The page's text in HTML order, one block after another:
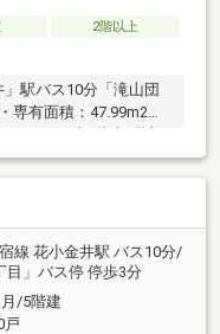
合せください。
2階以上
駅バス10分「滝山団
専有面積：47.99m2・
めポイント・南西向き
・敷地内に公園有・周
案内・ローン相談・資
談等お気軽にお問合せ
線 花小金井駅 バス10分/
目」バス停 停歩3分
/5階建
戸